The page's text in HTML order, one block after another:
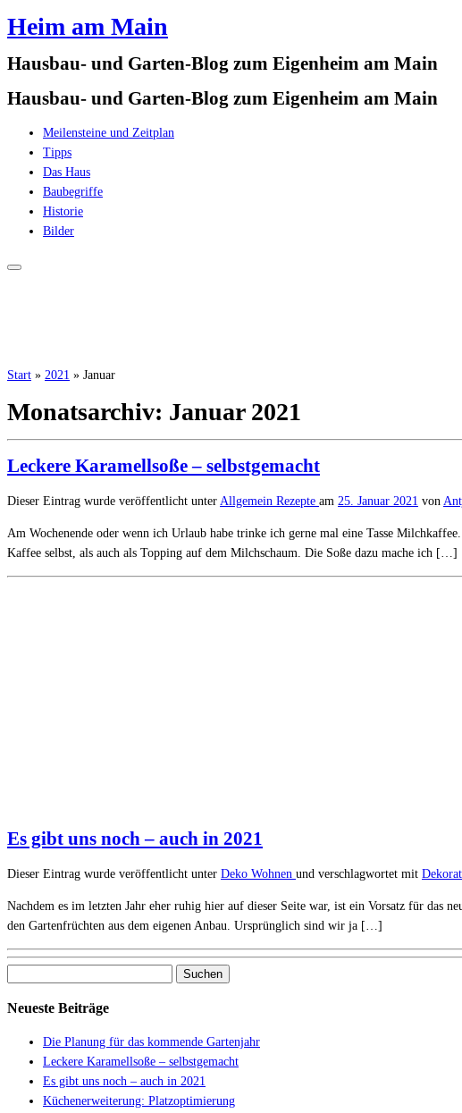
Zum
springen
Heim am Main
Hausbau- und Garten-Blog zum Eigenheim am Main
Hausbau- und Garten-Blog zum Eigenheim am Main
Meilensteine und Zeitplan
Tipps
Das Haus
Baubegriffe
Historie
Bilder
Start » 2021 » Januar
Monatsarchiv: Januar 2021
Leckere Karamellsoße – selbstgemacht
Dieser Eintrag wurde veröffentlicht unter Allgemein Rezepte am 25. Januar 2021 von
Am Wochenende oder wenn ich Urlaub habe trinke ich gerne mal eine Tasse
Kaffee selbst, als auch als Topping auf dem Milchschaum. Die Soße dazu mache ich […]
Es gibt uns noch – auch in 2021
Dieser Eintrag wurde veröffentlicht unter Deko Wohnen und verschlagwortet mit
Nachdem es im letzten Jahr eher ruhig hier auf dieser Seite war, ist ein Vorsatz für das
den Gartenfrüchten aus dem eigenen Anbau. Ursprünglich sind wir ja […]
Neueste Beiträge
Die Planung für das kommende Gartenjahr
Leckere Karamellsoße – selbstgemacht
Es gibt uns noch – auch in 2021
Küchenerweiterung: Platzoptimierung